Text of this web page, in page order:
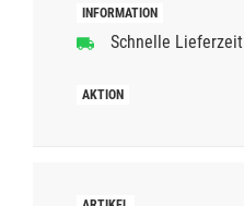
Schnelle Lieferzeit